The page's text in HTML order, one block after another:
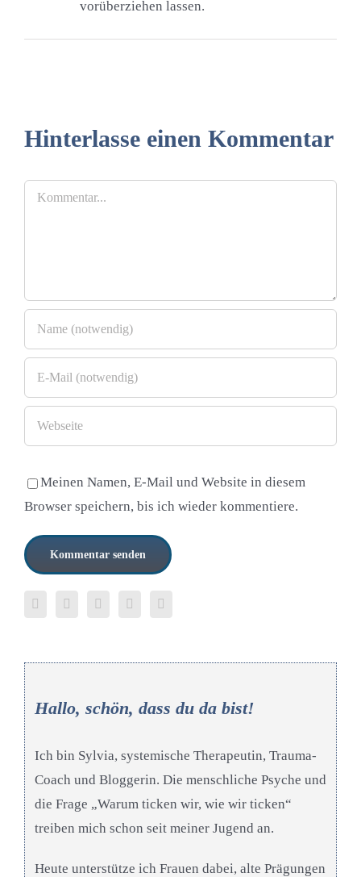
vorüberziehen lassen.
Hinterlasse einen Kommentar
Kommentar
Meinen Namen, E-Mail und Website in diesem
Browser speichern, bis ich wieder kommentiere.
Hallo, schön, dass du da bist!
Ich bin Sylvia, systemische Therapeutin, Trauma-
Coach und Bloggerin. Die menschliche Psyche und
die Frage „Warum ticken wir, wie wir ticken“
treiben mich schon seit meiner Jugend an.
Heute unterstütze ich Frauen dabei, alte Prägungen